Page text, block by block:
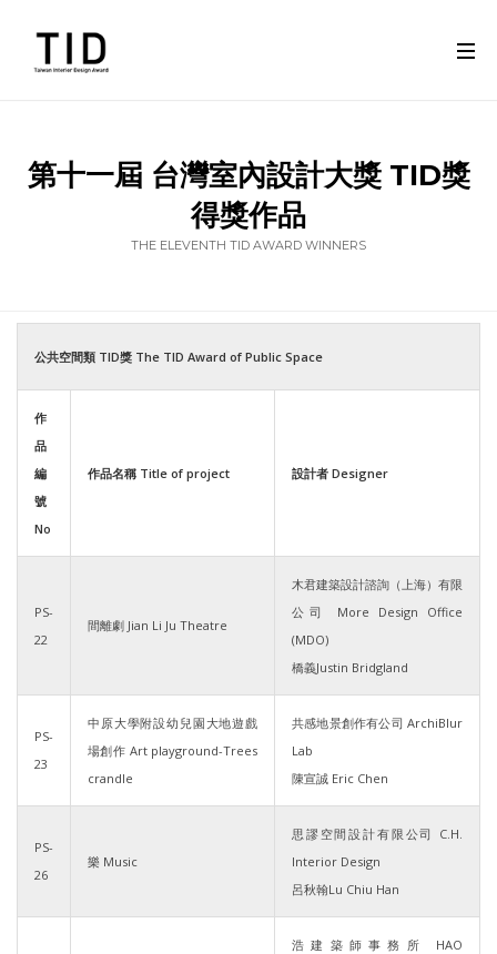
第十一屆 台灣室內設計大獎 TID獎
得獎作品
THE ELEVENTH TID AWARD WINNERS
公共空間類 TID獎 The TID Award of Public Space
作
品
編
號
No
作品名稱 Title of project 設計者 Designer
PS-
22
間離劇 Jian Li Ju Theatre
木君建築設計諮詢（上海）有限
公司 More Design Office
(MDO)
橋義Justin Bridgland
PS-
23
中原大學附設幼兒園大地遊戲
場創作 Art playground-Trees
crandle
共感地景創作有公司 ArchiBlur
Lab
陳宣誠 Eric Chen
PS-
26
樂 Music
思謬空間設計有限公司 C.H.
Interior Design
呂秋翰Lu Chiu Han
浩建築師事務所 HAO